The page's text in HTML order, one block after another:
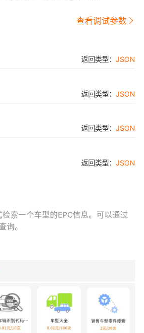
查看调试参数
返回类型：JSON
返回类型：JSON
返回类型：JSON
返回类型：JSON
索一个车型的EPC信息。可以通过
询。